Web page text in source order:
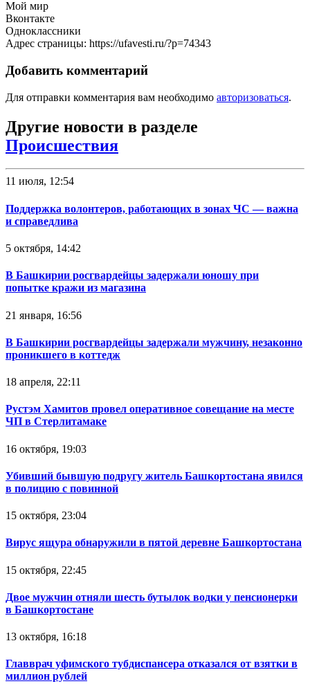
Мой мир
Вконтакте
Одноклассники
Адрес страницы: https://ufavesti.ru/?p=74343
Добавить комментарий
Для отправки комментария вам необходимо авторизоваться.
Другие новости в разделе
Происшествия
11 июля, 12:54
Поддержка волонтеров, работающих в зонах ЧС — важна
и справедлива
5 октября, 14:42
В Башкирии росгвардейцы задержали юношу при
попытке кражи из магазина
21 января, 16:56
В Башкирии росгвардейцы задержали мужчину, незаконно
проникшего в коттедж
18 апреля, 22:11
Рустэм Хамитов провел оперативное совещание на месте
ЧП в Стерлитамаке
16 октября, 19:03
Убивший бывшую подругу житель Башкортостана явился
в полицию с повинной
15 октября, 23:04
Вирус ящура обнаружили в пятой деревне Башкортостана
15 октября, 22:45
Двое мужчин отняли шесть бутылок водки у пенсионерки
в Башкортостане
13 октября, 16:18
Главврач уфимского тубдиспансера отказался от взятки в
миллион рублей